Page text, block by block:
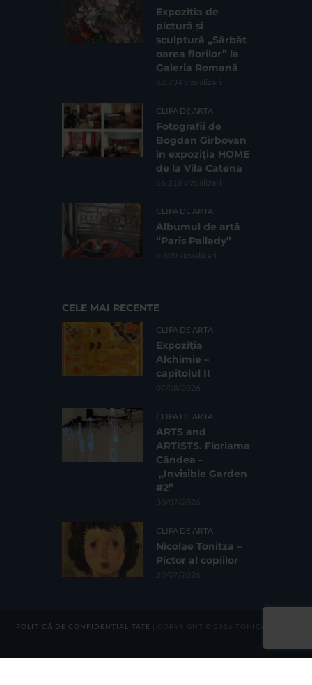
Expoziția de
pictură și
sculptură „Sărbăt
oarea florilor” la
Galeria Romană
62.734 vizualizari
CLIPA DE ARTA
Fotografii de
Bogdan Gîrbovan
în expoziția HOME
de la Vila Catena
16.216 vizualizari
CLIPA DE ARTA
Albumul de artă
“Paris Pallady”
6.600 vizualizari
CELE MAI RECENTE
CLIPA DE ARTA
Expoziția
Alchimie –
capitolul II
07/08/2026
CLIPA DE ARTA
ARTS and
ARTISTS. Floriama
Cândea –
„Invisible Garden
#2”
30/07/2026
CLIPA DE ARTA
Nicolae Tonitza –
Pictor al copiilor
29/07/2026
POLITICĂ DE CONFIDENȚIALITATE | COPYRIGHT © 2026 TONICA GROUP